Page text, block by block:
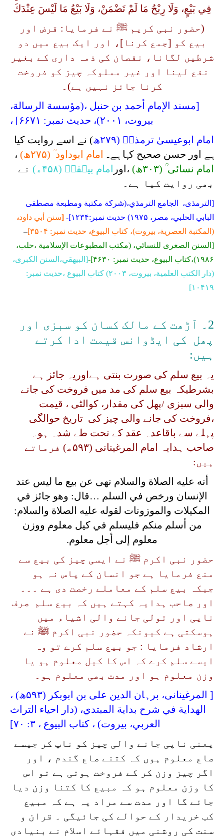
فِي بَيْعٍ، وَلَا رِبْحُ مَا لَمْ تَضْمَنْ، وَلَا بَيْعُ مَا لَيْسَ عِنْدَكَ
(حضور نبی کریم ﷺ نے فرمایا: قرض اور
بیع کو [جمع کرنا]، اور ایک بیع میں دو
شرطیں لگانا، نقصان کی ذمہ داری کے بغیر
نفع لینا اور غیر مملوکہ چیز کو فروخت
کرنا جائز نہیں ہے)۔
[مسند الإمام أحمد بن حنبل ،(مؤسسة الرسالة،
بیروت، ۲۰۰۱)، حدیث نمبر: ۶۶۷۱] ،
امام ابوعیسیٰ ترمذیؒ (۲۷۹ھ
) نے اسے روایت کیا
ہے اور حسن صحیح کہا ہے ۔ امام ابوداود ؒ (۲۷۵ھ)
،
امام نسائی ؒ (۳۰۳ھ)
،اور امام بیہقیؒ (۴۵۸ھ)
نے
بھی روایت کیا ہے۔
[الترمذی، الجامع الترمذي،(شركة مكتبة ومطبعة مصطفى
البابي الحلبي، مصر، ۱۹۷۵) حدیث نمبر:۱۲۳۴]-
[سنن أبي داود،
( المكتبة العصرية، بيروت)، كتاب البيوع، حدیث نمبر: ۳۵۰۴]
–
[السنن الصغرى للنسائي، (مكتب المطبوعات الإسلامية ،حلب،
۱۹۸۶)،كتاب البيوع، حدیث نمبر: ۴۶۳۰]-
[ البيهقي،السنن الكبرى،
(دار الكتب العلمية، بيروت
، ۲۰۰۳) كتاب البيوع ،حدیث نمبر:
۱۰۴۱۹]
2۔ آڑھت کے مالک کسان کو سبزی اور
پھل کی ایڈوانس قیمت ادا کرتے
ہیں:
یہ بیع سلم کی صورت بنتی ہےاوریہ جائز ہے
بشرطیکہ بیع سلم کی مد میں فروخت کی جانے
والی سبزی /پھل کی مقدار، کوالٹی ، قیمت
،فروخت کی جانے والی چیز کی تاریخ حوالگی
پہلے سے باقاعدہ عقد کے تحت طے شدہ ہو۔
صاحب ہدایہ امام المرغینانی (۵۹۳ھ) فرماتے
ہیں:
أنه عليه الصلاة والسلام نهى عن بيع ما ليس عند
الإنسان ورخص في السلم …قال: وهو جائز في
المكيلات والموزونات لقوله عليه الصلاة والسلام:
من أسلم منكم فليسلم في كيل معلوم ووزن
معلوم إلى أجل معلوم.
حضور نبی اکرم ﷺ نے ایسی چیز کی بیع سے
منع فرمایا ہے جو انسان کے پاس نہ ہو
جبکہ بیع سلم کے معاملے رخصت دی ہے ۔۔۔
اور صاحب ہدایہ کہتے ہیں کہ بیع سلم صرف
ناپی اور تولی جانے والی اشیاء میں
ہوسکتی ہے کیونکہ حضور نبی اکرم ﷺ نے
ارشاد فرمایا : جو بیع سلم کرے تو وہ
ایسے سلم کرے کہ اس کا کیل معلوم ہو یا
وزن معلوم ہو اور مدت بھی معلوم ہو۔
[ المرغینانی، برہان الدين علی بن ابوبکر (۵۹۳ھ) ،
الهداية في شرح بداية المبتدي، (دار احياء التراث
العربي، بيروت) ، كتاب البيوع ، ۳: ۷۰]
یعنی ناپی جانے والی چیز کو ناپ کر جیسے
صاع معلوم ہوں کہ کتنے صاع گندم ، اور
اگر چیز وزن کر کے فروخت ہوتی ہے تو اس
کا وزن معلوم ہو کہ مبیع کا کتنا وزن دیا
جائے گا اور مدت سے مراد یہ ہے کہ مبیع
کب خریدار کے حوالے کی جائیگی ۔ قران و
سنت کی روشنی میں فقہائے اسلام نے بنیادی